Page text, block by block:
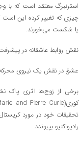
استرنبرگ معتقد است که با
چیزی که تغییر کرده این است
یا شکست می‌خورند.
نقش روابط عاشقانه در
عشق در نقش یک نیروی محرکه
برخی از زوج‌ها اثری پاک
تحقیقات خود در مورد
رادیواکتیو بپیوندد.